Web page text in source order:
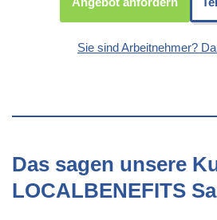
Sie sind Arbeitnehmer?
Das sagen unsere
LOCALBENEFITS